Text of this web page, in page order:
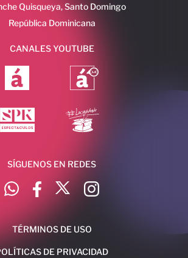
Quisqueya, Santo Domingo
República Dominicana
CANALES YOUTUBE
SÍGUENOS EN REDES
TÉRMINOS DE USO
DE PRIVACIDAD